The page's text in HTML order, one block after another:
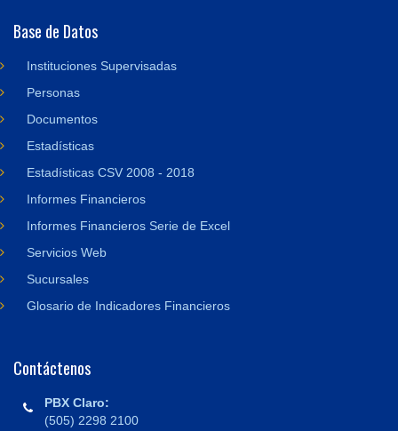
Base de Datos
Instituciones Supervisadas
Personas
Documentos
Estadísticas
Estadísticas CSV 2008 - 2018
Informes Financieros
Informes Financieros Serie de Excel
Servicios Web
Sucursales
Glosario de Indicadores Financieros
Contáctenos
PBX Claro:
(505) 2298 2100